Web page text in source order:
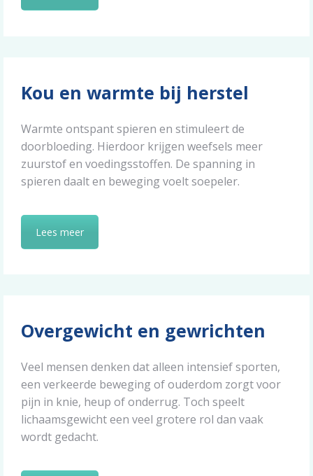
Kou en warmte bij herstel
Warmte ontspant spieren en stimuleert de
doorbloeding. Hierdoor krijgen weefsels meer
zuurstof en voedingsstoffen. De spanning in
spieren daalt en beweging voelt soepeler.
Lees meer
Overgewicht en gewrichten
Veel mensen denken dat alleen intensief sporten,
een verkeerde beweging of ouderdom zorgt voor
pijn in knie, heup of onderrug. Toch speelt
lichaamsgewicht een veel grotere rol dan vaak
wordt gedacht.